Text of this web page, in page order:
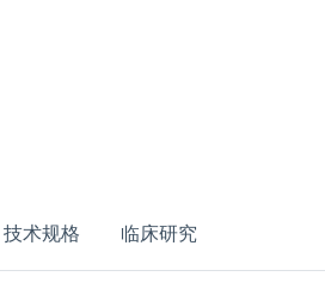
技术规格 临床研究